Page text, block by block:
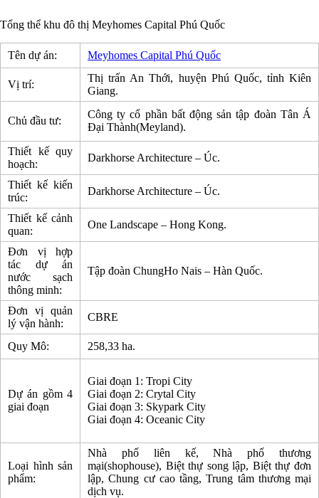
Tổng thể khu đô thị Meyhomes Capital Phú Quốc
Tên dự án: Meyhomes Capital Phú Quốc
Vị trí:
Thị trấn An Thới, huyện Phú Quốc, tỉnh Kiên
Giang.
Chủ đầu tư:
Công ty cổ phần bất động sản tập đoàn Tân Á
Đại Thành(Meyland).
Thiết kế quy
hoạch:
Darkhorse Architecture – Úc.
Thiết kế kiến
trúc:
Darkhorse Architecture – Úc.
Thiết kế cảnh
quan:
One Landscape – Hong Kong.
Đơn vị hợp
tác dự án
nước sạch
thông minh:
Tập đoàn ChungHo Nais – Hàn Quốc.
Đơn vị quản
lý vận hành:
CBRE
Quy Mô: 258,33 ha.
Dự án gồm 4
giai đoạn
Giai đoạn 1: Tropi City
Giai đoạn 2: Crytal City
Giai đoạn 3: Skypark City
Giai đoạn 4: Oceanic City
Loại hình sản
phẩm:
Nhà phố liên kế, Nhà phố thương
mại(shophouse), Biệt thự song lập, Biệt thự đơn
lập, Chung cư cao tầng, Trung tâm thương mại
dịch vụ.